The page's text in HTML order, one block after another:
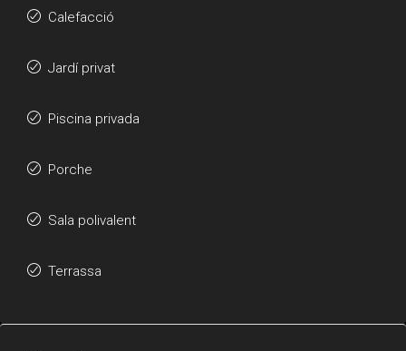
Calefacció
Jardí privat
Piscina privada
Porche
Sala polivalent
Terrassa